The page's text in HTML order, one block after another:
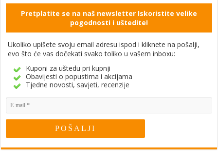
Pretplatite se na naš newsletter Iskoristite velike
pogodnosti i uštedite!
Ukoliko upišete svoju email adresu ispod i kliknete na pošalji,
evo što će vas dočekati svako toliko u vašem inboxu:
Kuponi za uštedu pri kupnji
Obavijesti o popustima i akcijama
Tjedne novosti, savjeti, recenzije